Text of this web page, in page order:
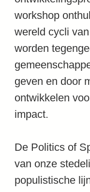
workshop
wereld cycli
worden
geven en door
ontwikkelen
impact.
De Politics of
van onze
populistische